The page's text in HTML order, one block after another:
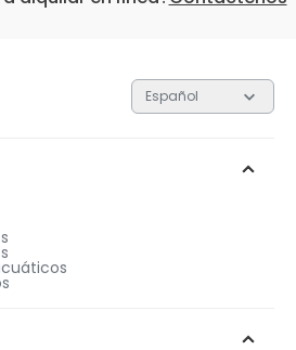
los 3 niveles contiene regalos con valores
a tu reserva
a un regalo
la compra, elige una
que coincida con el nivel
tu elección.
Español